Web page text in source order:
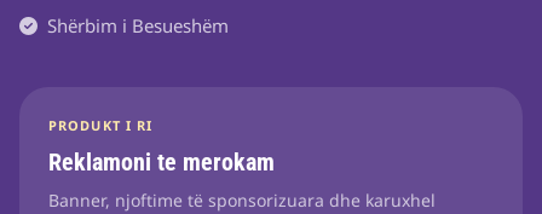
Shërbim i Besueshëm
PRODUKT I RI
Reklamoni te merokam
Banner, njoftime të sponsorizuara dhe karuxhel